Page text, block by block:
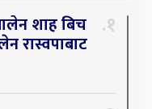
शाह बिच
रास्वपाबाट
१